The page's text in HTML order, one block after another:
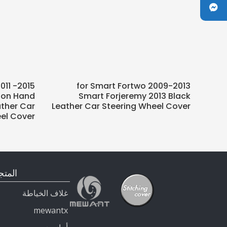
for Smart Fortwo 2009-2013
Smart Forjeremy 2013 Black
Leather Car Steering Wheel Cover
-2015
Hand
Car
Cover
غلاف الخياطة
mewantx